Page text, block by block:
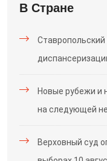
В Стране
Новые рубежи и
на следующей
Верховный суд